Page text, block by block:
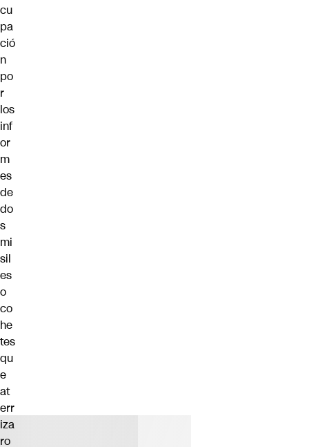
cu
pa
ció
n
po
r
los
inf
or
m
es
de
do
s
mi
sil
es
o
co
he
tes
qu
e
at
err
iza
ro